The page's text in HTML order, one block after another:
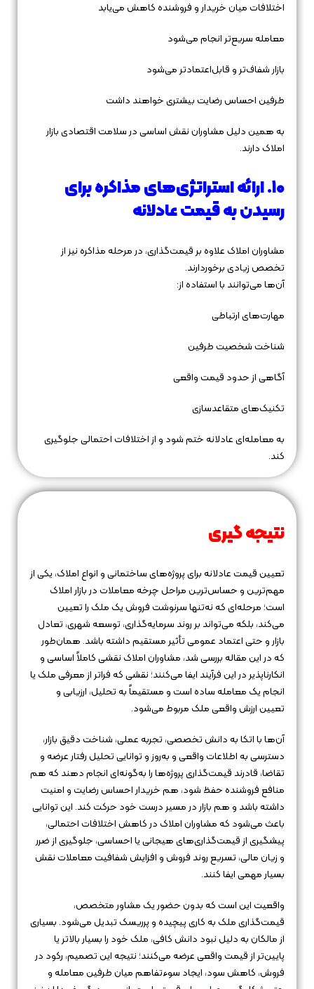
اختلافات میان خریدار و فروشنده کاهش می‌یابد
معامله سریع‌تر انجام می‌شود
بازار شفاف‌تر و قابل‌اعتمادتر می‌شود
طرفین احساس رضایت بیشتری خواهند داشت
به همین دلیل مشاوران نقش اساسی در سلامت اقتصادی بازار
املاک دارند.
۱۰. ارائه استراتژی‌های مذاکره برای
رسیدن به قیمت عادلانه
مشاوران املاک علاوه بر قیمت‌گذاری، در مرحله مذاکره نیز از
تخصص زیادی برخوردارند.
آن‌ها می‌توانند با استفاده از:
مهارت‌های ارتباطی
شناخت شخصیت طرفین
آگاهی از حدود قیمت واقعی
تکنیک‌های متقاعدسازی
به معامله‌ای عادلانه ختم شود و از اختلافات احتمالی جلوگیری
کند.
نتیجه‌ گیری
تعیین قیمت عادلانه برای پروژه‌های ساختمانی و انواع املاک، یکی از
مهم‌ترین و حساس‌ترین مراحل چرخه معاملات در بازار املاک
است؛ مرحله‌ای که نه‌تنها سرنوشت فروش یک ملک را تعیین
می‌کند، بلکه می‌تواند بر روند سرمایه‌گذاری، توسعه شهری، تعادل
بازار و حتی اعتماد عمومی تأثیر مستقیم داشته باشد. همان‌طور
که در این مقاله بررسی شد، مشاوران املاک نقشی کاملاً اساسی و
انکارناپذیر در این فرآیند ایفا می‌کنند؛ نقشی که فراتر از معرفی ملک یا
انجام یک معامله ساده است و مستقیماً به تحلیل، ارزیابی و
تعیین ارزش واقعی ملک مربوط می‌شود.
آن‌ها با اتکا به دانش تخصصی، تجربه عملی، شناخت دقیق بازار،
دسترسی به اطلاعات واقعی و به‌روز و توانایی تحلیل رفتار عرضه و
تقاضا، قادرند قیمت‌گذاری پروژه‌ها را به‌گونه‌ای انجام دهند که هم
منافع فروشنده حفظ شود، هم خریدار احساس رضایت و امنیت
داشته باشد و هم بازار در مسیر درست خود حرکت کند. این توانایی
باعث می‌شود که مشاوران املاک در کاهش اختلافات احتمالی،
پیشگیری از قیمت‌گذاری‌های هیجانی یا احساسی، جلوگیری از ضرر
و زیان مالی، تسریع روند فروش و افزایش شفافیت معاملات نقش
بسیار مهمی ایفا کنند.
واقعیت این است که بدون حضور یک مشاور متخصص،
قیمت‌گذاری ملک به کاری پیچیده و پرریسک تبدیل می‌شود. بسیاری
از مالکان به دلیل نبود دانش کافی، ملک خود را بسیار بالاتر یا
پایین‌تر از قیمت واقعی عرضه می‌کنند؛ نتیجه این تصمیم، رکود در
فروش، کاهش سود، ایجاد سوءتفاهم میان طرفین معامله و